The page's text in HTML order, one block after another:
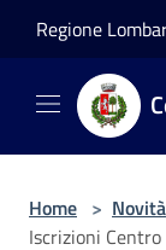
Regione
Home > Novità
Iscrizioni